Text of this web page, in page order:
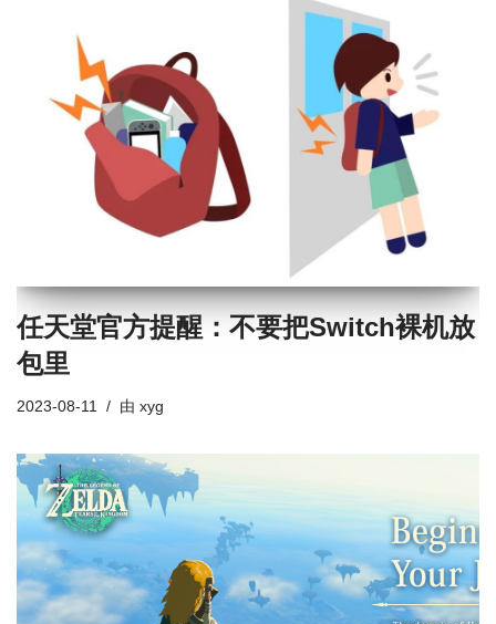
任天堂官方提醒：不要把Switch裸机放
包里
2023-08-11 由 xyg